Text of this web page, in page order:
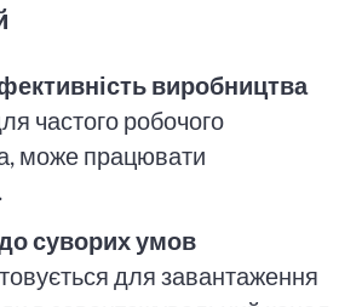
виробництва
частого робочого
може працювати
суворих умов
для завантаження